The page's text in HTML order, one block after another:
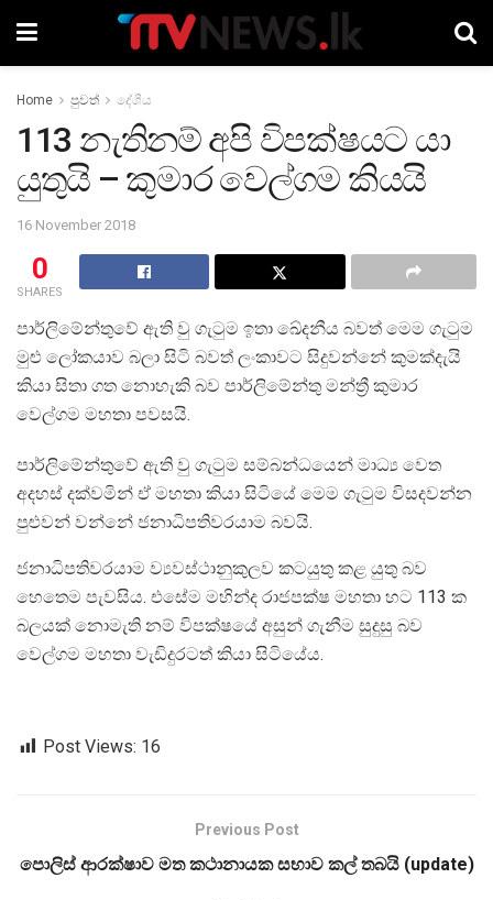
Home පුවත් දේශීය
113 නැතිනම් අපි විපක්ෂයට යා
යුතුයි – කුමාර වෙල්ගම කියයි
16 November 2018
0
SHARES
පාර්ලිමේන්තුවේ ඇති වු ගැටුම ඉතා ඛේදනීය බවත් මෙම ගැටුම
මුළු ලෝකයාව බලා සිටි බවත් ලංකාවට සිදුවන්නේ කුමක්දැයි
කියා සිතා ගත නොහැකි බව පාර්ලිමේන්තු මන්ත්‍රී කුමාර
වෙල්ගම මහතා පවසයි.
පාර්ලිමේන්තුවේ ඇති වු ගැටුම සම්බන්ධයෙන් මාධ්‍ය වෙත
අදහස් දක්වමින් ඒ මහතා කියා සිටියේ මෙම ගැටුම විසදවන්න
පුළුවන් වන්නේ ජනාධිපතිවරයාම බවයි.
ජනාධිපතිවරයාම ව්‍යවස්ථානුකුලව කටයුතු කළ යුතු බව
හෙතෙම පැවසිය. එසේම මහින්ද රාජපක්ෂ මහතා හට 113 ක
බලයක් නොමැති නම් විපක්ෂයේ අසුන් ගැනීම සුදුසු බව
වෙල්ගම මහතා වැඩිදුරටත් කියා සිටියේය.
Post Views: 16
Previous Post
පොලිස් ආරක්ෂාව මත කථානායක සභාව කල් තබයි (update)